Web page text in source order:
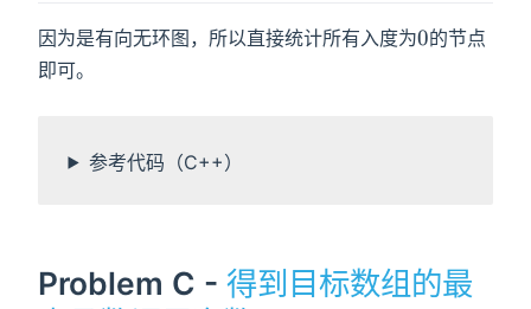
因为是有向无环图，所以直接统计所有入度为0
0的节点
即可。
参考代码（C++）
Problem C - 得到目标数组的最